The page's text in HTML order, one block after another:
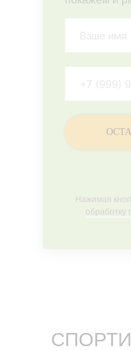
Нажимая
обработку